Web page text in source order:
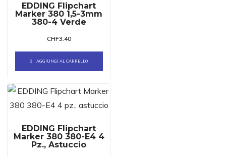
EDDING Flipchart
Marker 380 1,5-3mm
380-4 Verde
CHF3.40
AGGIUNGI AL CARRELLO
EDDING Flipchart
Marker 380 380-E4 4
Pz., Astuccio